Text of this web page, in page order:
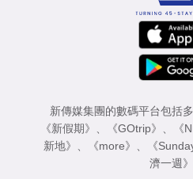
新傳媒集團的數碼平台包括
《新假期》 、 《GOtrip》 、 《
新地》 、 《more》 、 《
濟一週》